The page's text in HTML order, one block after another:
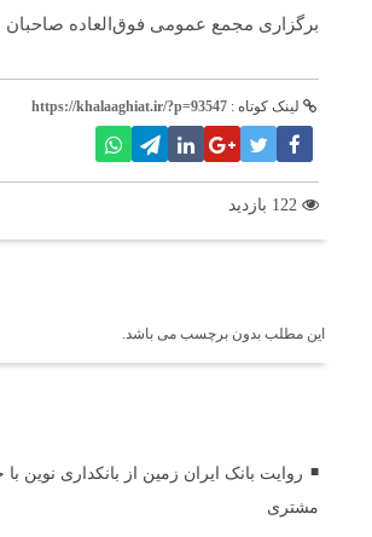
برگزاری مجمع عمومی فوق‌العاده
لینک کوتاه : https://khalaaghiat.ir/?p=93547
این مطلب بدون برچسب می باشد.
روایت بانک ایران زمین از بانکداری نوین
مشتری